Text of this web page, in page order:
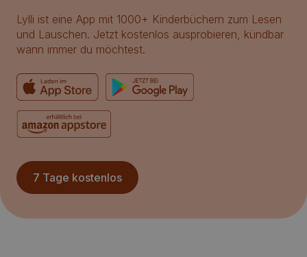
Lylli ist eine App mit 1000+ Kinderbüchern zum Lesen
und Lauschen. Jetzt kostenlos ausprobieren, kündbar
wann immer du möchtest.
7 Tage kostenlos